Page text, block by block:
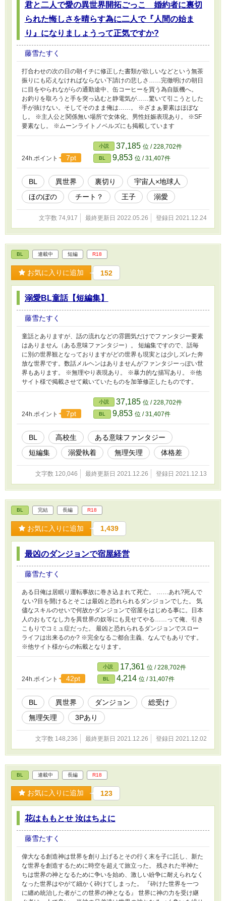
君と二人で愛の異世界開拓ごっこ 婚約者に裏切
られた悔しさを晴らす為に二人で『人間の始ま
り』になりましょうって正気ですか?
藤雪たすく
打合わせの次の日の朝イチに修正した書類が欲しいなどという無茶
振りにも応えなければならない下請けの悲しさ……完徹明けの朝日
に目をやられながらの通勤途中、缶コーヒーを買う為自販機へ。
お釣りを取ろうと手を突っ込むと静電気が……驚いて引こうとした
手が抜けない。そしてそのまま俺は……。 ※ざまぁ要素はほぼな
し。 ※主人公と関係無い場所で女体化、男性妊娠表現あり。 ※SF
要素なし。 ※ムーンライトノベルズにも掲載しています
24h.ポイント 7pt
小説 37,185 位 / 228,702件
BL 9,853 位 / 31,407件
BL 異世界 裏切り
宇宙人×地球人
ほのぼの
チート？ 王子 溺愛
文字数 74,917 最終更新日 2022.05.26 登録日 2021.12.24
BL 連載中 短編 R18
お気に入りに追加 152
溺愛BL童話【短編集】
藤雪たすく
童話とありますが、話の流れなどの雰囲気だけでファンタジー要素
はありません（ある意味ファンタジー）。 短編集ですので、話毎
に別の世界観となっておりますがどの世界も現実とは少しズレた奔
放な世界です。数話メルヘンはありませんがファンタジーっぽい世
界もあります。 ※無理やり表現あり。 ※暴力的な描写あり。 ※他
サイト様で掲載させて戴いていたものを加筆修正したものです。
24h.ポイント 7pt
小説 37,185 位 / 228,702件
BL 9,853 位 / 31,407件
BL 高校生
ある意味ファンタジー
短編集
溺愛執着 無理矢理 体格差
文字数 120,046 最終更新日 2021.12.26 登録日 2021.12.13
BL 完結 長編 R18
お気に入りに追加 1,439
最凶のダンジョンで宿屋経営
藤雪たすく
ある日俺は居眠り運転事故に巻き込まれて死亡。 ……あれ?死んで
ない?目を開けるとそこは最凶と恐れられるダンジョンでした。 気
儘なスキルのせいで何故かダンジョンで宿屋をはじめる事に。日本
人のおもてなし力を異世界の奴等にも見せてやる……って俺、引き
こもりでコミュ症だった。 最凶と恐れられるダンジョンでスロー
ライフは出来るのか? ※完全なるご都合主義、なんでもありです。
※他サイト様からの転載となります。
24h.ポイント 42pt
小説 17,361 位 / 228,702件
BL 4,214 位 / 31,407件
BL 異世界 ダンジョン
総受け
無理矢理
3Pあり
文字数 148,236 最終更新日 2021.12.26 登録日 2021.12.02
BL 連載中 長編 R18
お気に入りに追加 123
花はももとせ 汝はちよに
藤雪たすく
偉大なる創造神は世界を創り上げるとその行く末を子に託し、新た
な世界を創造するために時空を超えて旅立った。 残された半神た
ちは世界の神となるために争いを始め、激しい紛争に耐えられなく
なった世界はやがて細かく砕けてしまった。 『砕けた世界を一つ
に纏め統治した者がこの世界の神となる』 世界に神の力を受け継